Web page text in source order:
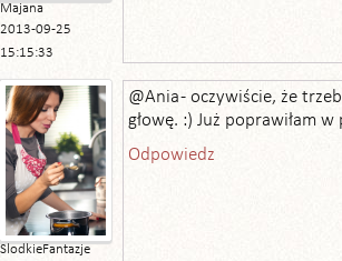
Majana
2013-09-25
15:15:33
SlodkieFantazje
@Ania - oczywiście, że
głowę. :) Już poprawiłam w
Odpowiedz